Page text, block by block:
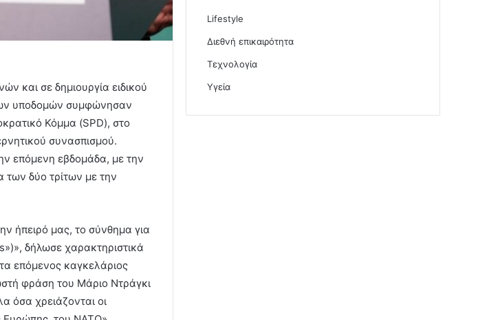
και σε δημιουργία ειδικού
υποδομών συμφώνησαν
Κόμμα (SPD), στο
συνασπισμού.
επόμενη εβδομάδα, με την
των δύο τρίτων με την
ήπειρό μας, το σύνθημα για
δήλωσε χαρακτηριστικά
επόμενος καγκελάριος
φράση του Μάριο Ντράγκι
όσα χρειάζονται οι
Lifestyle
Διεθνή επικαιρότητα
Τεχνολογία
Υγεία